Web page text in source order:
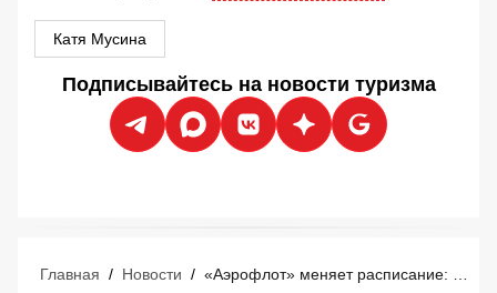
Катя Мусина
Подписывайтесь на новости туризма
Главная / Новости / «Аэрофлот» меняет расписание: часть рейсов ушла на запасные аэродромы из-за закрытия Сочи и Геленджика